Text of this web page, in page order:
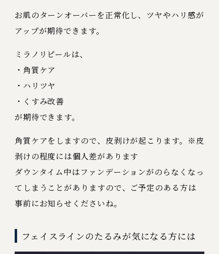
お肌のターンオーバーを正常化し、ツヤやハリ感が
アップが期待できます。
ミラノリピールは、
・角質ケア
・ハリツヤ
・くすみ改善
が期待できます。
角質ケアをしますので、皮剥けが起こります。※皮
剥けの程度には個人差があります
ダウンタイム中はファンデーションがのらなくなっ
てしまうことがありますので、ご予定のある方は
事前にお知らせくださいね。
フェイスラインのたるみが気になる方には